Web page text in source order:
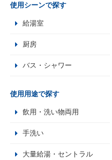
使用シーンで探す
給湯室
厨房
バス・シャワー
使用用途で探す
飲用・洗い物両用
手洗い
大量給湯・セントラル